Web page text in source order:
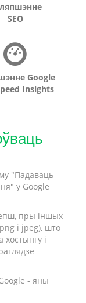
SEO
Google
Insights
"Падаваць
у Google
пры іншых
і jpeg), што
і
- яны